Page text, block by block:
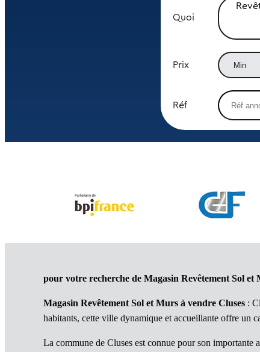
Quoi
Prix
Réf
pour votre recherche de Magasin Revêtement Sol et
Magasin Revêtement Sol et Murs à vendre Cluses :
habitants, cette ville dynamique et accueillante offre un
La commune de Cluses est connue pour son